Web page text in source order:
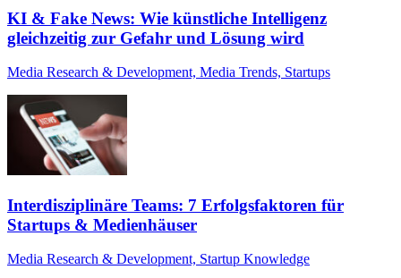
KI & Fake News: Wie künstliche Intelligenz
gleichzeitig zur Gefahr und Lösung wird
Media Research & Development, Media Trends, Startups
Interdisziplinäre Teams: 7 Erfolgsfaktoren für
Startups & Medienhäuser
Media Research & Development, Startup Knowledge